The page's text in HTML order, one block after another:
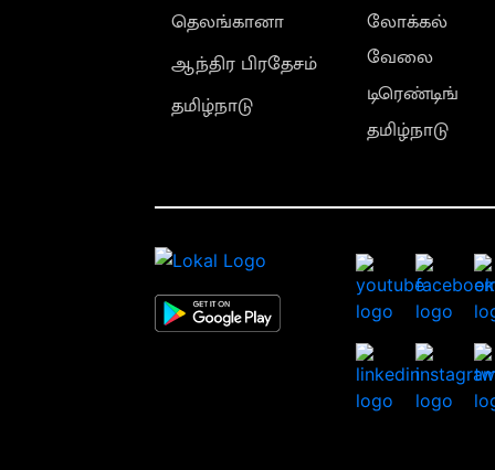
தெலங்கானா
ஆந்திர பிரதேசம்
தமிழ்நாடு
லோக்கல்
வேலை
டிரெண்டிங்
தமிழ்நாடு